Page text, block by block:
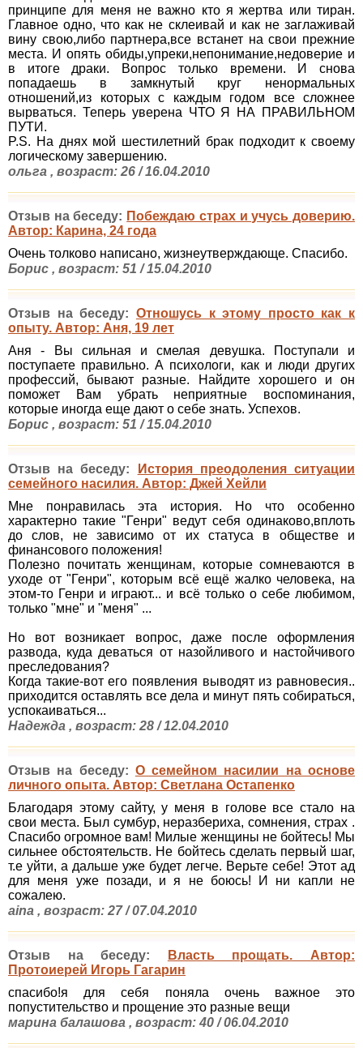
принципе для меня не важно кто я жертва или тиран.
Главное одно, что как не склеивай и как не заглаживай
вину свою,либо партнера,все встанет на свои прежние
места. И опять обиды,упреки,непонимание,недоверие и
в итоге драки. Вопрос только времени. И снова
попадаешь в замкнутый круг ненормальных
отношений,из которых с каждым годом все сложнее
вырваться. Теперь уверена ЧТО Я НА ПРАВИЛЬНОМ
ПУТИ.
P.S. На днях мой шестилетний брак подходит к своему
логическому завершению.
ольга , возраст: 26 / 16.04.2010
Отзыв на беседу: Побеждаю страх и учусь доверию.
Автор: Карина, 24 года
Очень толково написано, жизнеутверждающе. Спасибо.
Борис , возраст: 51 / 15.04.2010
Отзыв на беседу: Отношусь к этому просто как к
опыту. Автор: Аня, 19 лет
Аня - Вы сильная и смелая девушка. Поступали и
поступаете правильно. А психологи, как и люди других
профессий, бывают разные. Найдите хорошего и он
поможет Вам убрать неприятные воспоминания,
которые иногда еще дают о себе знать. Успехов.
Борис , возраст: 51 / 15.04.2010
Отзыв на беседу:
История преодоления ситуации
семейного насилия. Автор: Джей Хейли
Мне понравилась эта история. Но что особенно
характерно такие "Генри" ведут себя одинаково,вплоть
до слов, не зависимо от их статуса в обществе и
финансового положения!
Полезно почитать женщинам, которые сомневаются в
уходе от "Генри", которым всё ещё жалко человека, на
этом-то Генри и играют... и всё только о себе любимом,
только "мне" и "меня" ...
Но вот возникает вопрос, даже после оформления
развода, куда деваться от назойливого и настойчивого
преследования?
Когда такие-вот его появления выводят из равновесия..
приходится оставлять все дела и минут пять собираться,
успокаиваться...
Надежда , возраст: 28 / 12.04.2010
Отзыв на беседу: О семейном насилии на основе
личного опыта. Автор: Светлана Остапенко
Благодаря этому сайту, у меня в голове все стало на
свои места. Был сумбур, неразбериха, сомнения, страх .
Спасибо огромное вам! Милые женщины не бойтесь! Мы
сильнее обстоятельств. Не бойтесь сделать первый шаг,
т.е уйти, а дальше уже будет легче. Верьте себе! Этот ад
для меня уже позади, и я не боюсь! И ни капли не
сожалею.
aina , возраст: 27 / 07.04.2010
Отзыв на беседу:
Власть прощать. Автор:
Протоиерей Игорь Гагарин
спасибо!я для себя поняла очень важное это
попустительство и прощение это разные вещи
марина балашова , возраст: 40 / 06.04.2010